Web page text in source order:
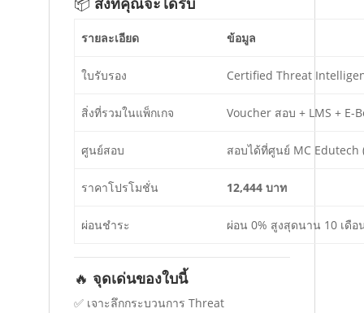
รายละเอียด ข้อมูล
ใบรับรอง Certified Threat
สิ่งที่รวมในแพ็กเกจ Voucher สอบ + LMS + E-
ศูนย์สอบ สอบได้ที่ศูนย์ MC
ราคาโปรโมชั่น 12,444 บาท
ผ่อนชำระ ผ่อน 0% สูงสุดนาน 10 เดือ
🔥 จุดเด่นของใบนี้
✅ เจาะลึกกระบวนการ Threat